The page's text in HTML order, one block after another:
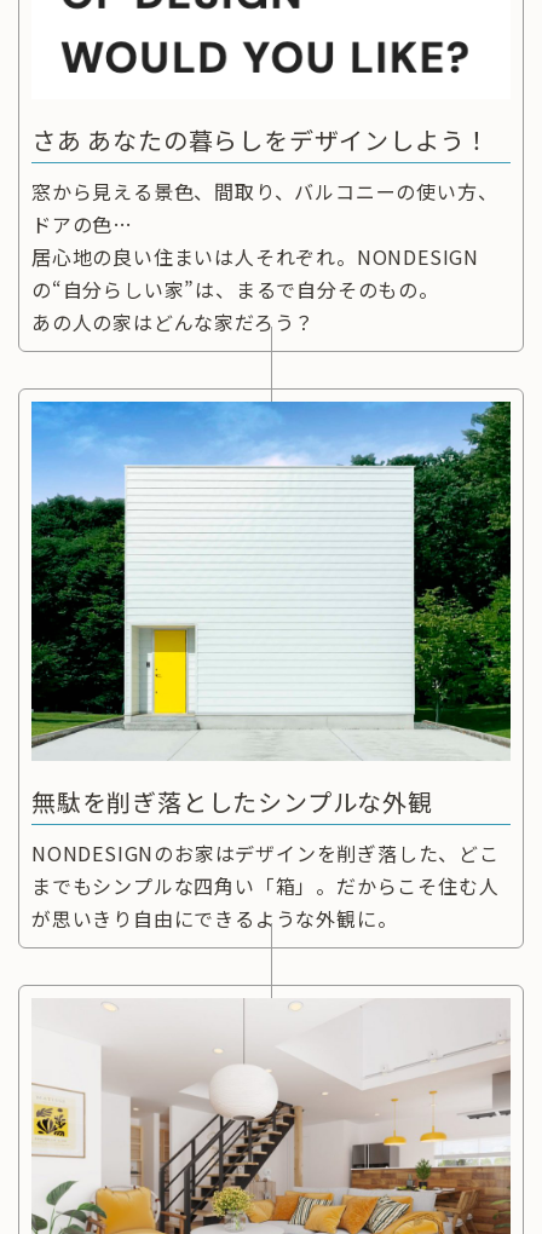
さあ あなたの暮らしをデザインしよう！
窓から見える景色、間取り、バルコニーの使い方、
ドアの色…
居心地の良い住まいは人それぞれ。NONDESIGN
の“自分らしい家”は、まるで自分そのもの。
あの人の家はどんな家だろう？
無駄を削ぎ落としたシンプルな外観
NONDESIGNのお家はデザインを削ぎ落した、どこ
までもシンプルな四角い「箱」。だからこそ住む人
が思いきり自由にできるような外観に。